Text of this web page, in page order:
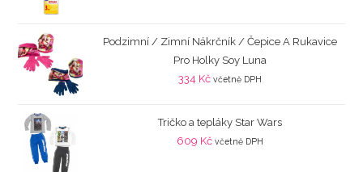
Podzimní / Zimní Nákrčník / Čepice A Rukavice
Pro Holky Soy Luna
334 Kč včetně DPH
Tričko a tepláky Star Wars
609 Kč včetně DPH